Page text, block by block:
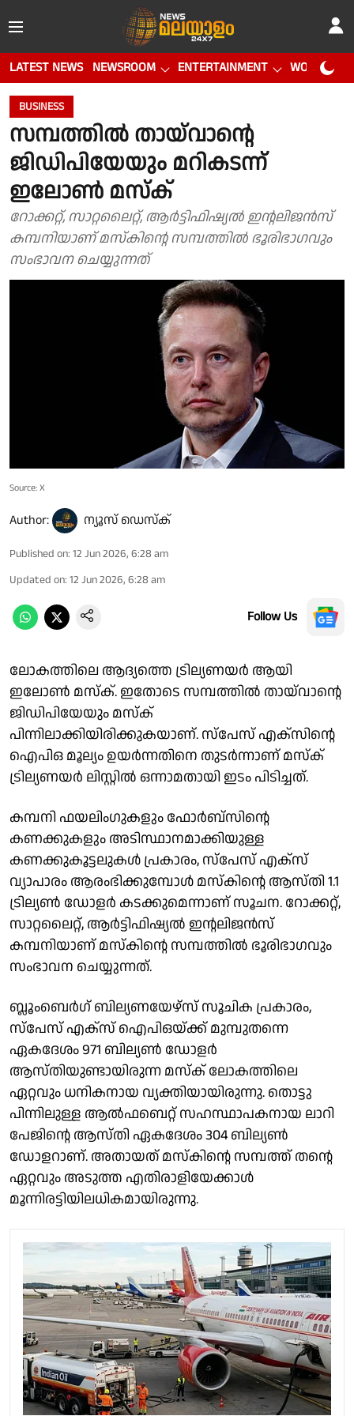
LATEST NEWS NEWSROOM ENTERTAINMENT WORLD CUP
BUSINESS
സമ്പത്തിൽ തായ്‌വാൻ്റെ
ജിഡിപിയേയും മറികടന്ന്
ഇലോൺ മസ്ക്
റോക്കറ്റ്, സാറ്റലൈറ്റ്, ആർട്ടിഫിഷ്യൽ ഇൻ്റലിജൻസ്
കമ്പനിയാണ് മസ്കിൻ്റെ സമ്പത്തിൽ ഭൂരിഭാഗവും
സംഭാവന ചെയ്യുന്നത്
Source: X
Author: ന്യൂസ് ഡെസ്ക്
Published on: 12 Jun 2026, 6:28 am
Updated on: 12 Jun 2026, 6:28 am
Follow Us
ലോകത്തിലെ ആദ്യത്തെ ട്രില്യണയർ ആയി
ഇലോൺ മസ്ക്. ഇതോടെ സമ്പത്തിൽ തായ്‌വാൻ്റെ
ജിഡിപിയേയും മസ്ക്
പിന്നിലാക്കിയിരിക്കുകയാണ്. സ്പേസ് എക്സിൻ്റെ
ഐപിഒ മൂല്യം ഉയർന്നതിനെ തുടർന്നാണ് മസ്ക്
ട്രില്യണയർ ലിസ്റ്റിൽ ഒന്നാമതായി ഇടം പിടിച്ചത്.
കമ്പനി ഫയലിംഗുകളും ഫോർബ്‌സിന്റെ
കണക്കുകളും അടിസ്ഥാനമാക്കിയുള്ള
കണക്കുകൂട്ടലുകൾ പ്രകാരം, സ്‌പേസ് എക്‌സ്
വ്യാപാരം ആരംഭിക്കുമ്പോൾ മസ്‌കിന്റെ ആസ്തി 1.1
ട്രില്യൺ ഡോളർ കടക്കുമെന്നാണ് സൂചന. റോക്കറ്റ്,
സാറ്റലൈറ്റ്, ആർട്ടിഫിഷ്യൽ ഇൻ്റലിജൻസ്
കമ്പനിയാണ് മസ്കിൻ്റെ സമ്പത്തിൽ ഭൂരിഭാഗവും
സംഭാവന ചെയ്യുന്നത്.
ബ്ലൂംബെർഗ് ബില്യണയേഴ്‌സ് സൂചിക പ്രകാരം,
സ്‌പേസ് എക്‌സ് ഐപിഒയ്ക്ക് മുമ്പുതന്നെ
ഏകദേശം 971 ബില്യൺ ഡോളർ
ആസ്തിയുണ്ടായിരുന്ന മസ്‌ക് ലോകത്തിലെ
ഏറ്റവും ധനികനായ വ്യക്തിയായിരുന്നു. തൊട്ടു
പിന്നിലുള്ള ആൽഫബെറ്റ് സഹസ്ഥാപകനായ ലാറി
പേജിൻ്റെ ആസ്തി ഏകദേശം 304 ബില്യൺ
ഡോളറാണ്. അതായത് മസ്‌കിൻ്റെ സമ്പത്ത് തൻ്റെ
ഏറ്റവും അടുത്ത എതിരാളിയേക്കാൾ
മൂന്നിരട്ടിയിലധികമായിരുന്നു.